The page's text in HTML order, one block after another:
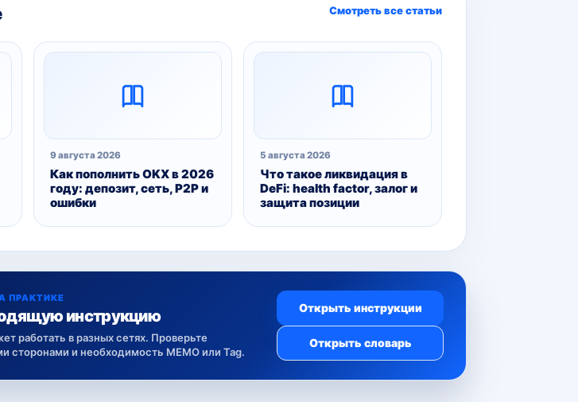
Смотреть все статьи
9 августа 2026
Как пополнить OKX в 2026
году: депозит, сеть, P2P и
ошибки
5 августа 2026
Что такое ликвидация в
DeFi: health factor, залог и
защита позиции
ПРАКТИКЕ
инструкцию
работать в разных сетях. Проверьте
сторонами и необходимость MEMO или Tag.
Открыть инструкции
Открыть словарь